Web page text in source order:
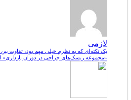
لازمی
یک نکته‌ای که به نظرم خیلی مهم بود، تفاوت
«مجموعه ریسک‌های جراحی در دوران بارداری»